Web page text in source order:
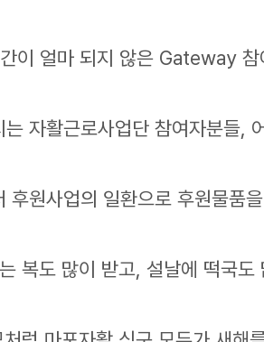
이 얼마 되지 않은 Gateway
자활근로사업단 참여자분들,
후원사업의 일환으로 후원물품
복도 많이 받고, 설날에 떡국